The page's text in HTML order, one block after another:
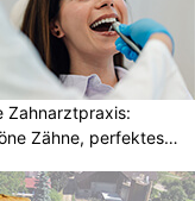
Zahnarztpraxis:
Zähne, perfektes